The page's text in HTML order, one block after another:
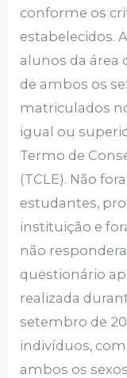
conforme os
estabelecidos.
alunos da área
de ambos os
matriculados
igual ou
Termo de
(TCLE). Não
estudantes,
instituição e
não
questionário
realizada
setembro de
indivíduos, com
ambos os